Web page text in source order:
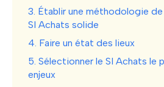
3. Établir une méthodologie
SI Achats solide
4. Faire un état des lieux
5. Sélectionner le SI Achats le
enjeux